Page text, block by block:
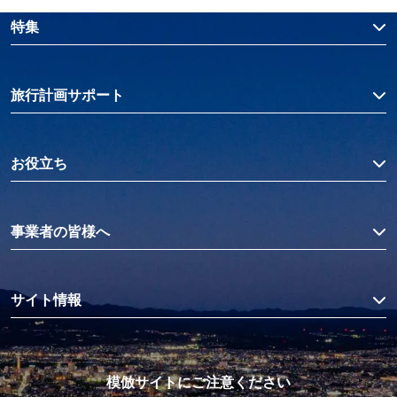
特集
旅行計画サポート
お役立ち
事業者の皆様へ
サイト情報
模倣サイトにご注意ください